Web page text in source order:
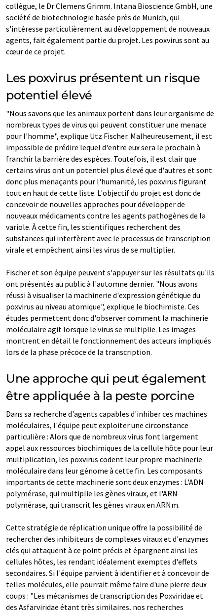
collègue, le Dr Clemens Grimm. Intana Bioscience GmbH, une
société de biotechnologie basée près de Munich, qui
s'intéresse particulièrement au développement de nouveaux
agents, fait également partie du projet. Les poxvirus sont au
cœur de ce projet.
Les poxvirus présentent un risque
potentiel élevé
"Nous savons que les animaux portent dans leur organisme de
nombreux types de virus qui peuvent constituer une menace
pour l'homme", explique Utz Fischer. Malheureusement, il est
impossible de prédire lequel d'entre eux sera le prochain à
franchir la barrière des espèces. Toutefois, il est clair que
certains virus ont un potentiel plus élevé que d'autres et sont
donc plus menaçants pour l'humanité, les poxvirus figurant
tout en haut de cette liste. L'objectif du projet est donc de
concevoir de nouvelles approches pour développer de
nouveaux médicaments contre les agents pathogènes de la
variole. À cette fin, les scientifiques recherchent des
substances qui interfèrent avec le processus de transcription
virale et empêchent ainsi les virus de se multiplier.
Fischer et son équipe peuvent s'appuyer sur les résultats qu'ils
ont présentés au public à l'automne dernier. "Nous avons
réussi à visualiser la machinerie d'expression génétique du
poxvirus au niveau atomique", explique le biochimiste. Ces
études permettent donc d'observer comment la machinerie
moléculaire agit lorsque le virus se multiplie. Les images
montrent en détail le fonctionnement des acteurs impliqués
lors de la phase précoce de la transcription.
Une approche qui peut également
être appliquée à la peste porcine
Dans sa recherche d'agents capables d'inhiber ces machines
moléculaires, l'équipe peut exploiter une circonstance
particulière : Alors que de nombreux virus font largement
appel aux ressources biochimiques de la cellule hôte pour leur
multiplication, les poxvirus codent leur propre machinerie
moléculaire dans leur génome à cette fin. Les composants
importants de cette machinerie sont deux enzymes : L'ADN
polymérase, qui multiplie les gènes viraux, et l'ARN
polymérase, qui transcrit les gènes viraux en ARNm.
Cette stratégie de réplication unique offre la possibilité de
rechercher des inhibiteurs de complexes viraux et d'enzymes
clés qui attaquent à ce point précis et épargnent ainsi les
cellules hôtes, les rendant idéalement exemptes d'effets
secondaires. Si l'équipe parvient à identifier et à concevoir de
telles molécules, elle pourrait même faire d'une pierre deux
coups : "Les mécanismes de transcription des Poxviridae et
des Asfarviridae étant très similaires, nos recherches